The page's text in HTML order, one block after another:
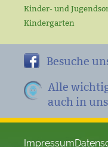
Kinder- und
Kindergarten
Besuche
Alle
auch in
Impressum